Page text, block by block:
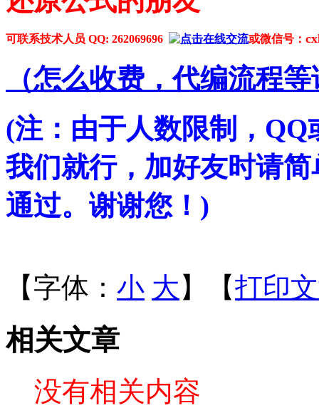
可联系技术人员 QQ: 262069696 或微信号：
（怎么收费，代编流程
(注：由于人数限制，
我们就行，加好友时请
通过。谢谢您！)
【字体： 小 大 】【打印
相关文章
没有相关内容